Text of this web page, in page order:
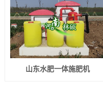
山东水肥一体施肥机